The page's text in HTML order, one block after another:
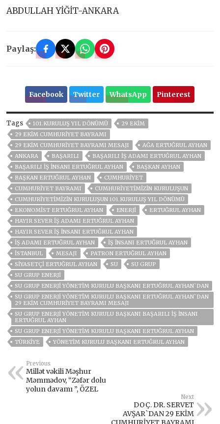
ABDULLAH YİĞİT-ANKARA
Paylaş:
Facebook Twitter WhatsApp Pinterest
Tags 101.KURULUŞ YIL DÖNÜMÜ
29 EKİM
29 EKIM CUMHURIYET BAYRAMI
29 EKIM CUMHURIYET BAYRAMI MESAJI
AĞA ERTUĞRUL AYHAN
ANKARA
BAŞARILI
BAŞARILI İŞ ADAMI ERTUĞRUL AYHAN
BAŞARILI İŞ İNSANI ERTUĞRUL AYHAN
BAŞKAN AYHAN
BAŞKAN ERTUĞRUL AYHAN
CUMHURİYET
CUMHURİYET BAYRAMI
CUMHURIYETIMIZIN KURULUŞUN
CUMHURIYETIMIZIN KURULUŞUN 101.KURULUŞ YIL DÖNÜMÜ
EKONOMIST ERTUĞRUL AYHAN
ENERJİ
ERTUĞRUL AYHAN
HAYIR SEVER İŞ ADAMI ERTUĞRUL AYHAN
HAYIR SEVER İŞ İNSANI ERTUĞRUL AYHAN
İŞ ADAMI ERTUĞRUL AYHAN
İŞ İNSANI ERTUĞRUL AYHAN
ISTANBUL
MESAJI
PATRON ERTUĞRUL AYHAN
SIYASETÇI ERTUĞRUL AYHAN
SU
SU GRUP
SU GRUP ENERJİ
SU GRUP ENERJİ YÖNETİM KURULU BAŞKANI ERTUĞRUL AYHAN`DAN
SU GRUP ENERJİ YÖNETİM KURULU BAŞKANI ERTUĞRUL AYHAN`DAN
29 EKİM CUMHURİYET BAYRAMI MESAJI
SU GRUP ENERJI YÖNETIM KURULU BAŞKANI BAŞARILI İŞ İNSANI
ERTUĞRUL AYHAN
SU GRUP ENERJI YÖNETIM KURULU BAŞKANI ERTUĞRUL AYHAN
TÜRKİYE
YÖNETIM KURULU BAŞKANI ERTUĞRUL AYHAN
Previous
Millət vəkili Məşhur
Məmmədov, “Zəfər dolu
yolun davamı ”, ÖZEL
Next
DOÇ. DR. SERVET
AVŞAR`DAN 29 EKİM